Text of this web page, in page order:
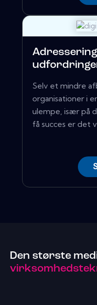
Selv et mindre
organisationer i
ulempe, især på
få succes er det
Den største